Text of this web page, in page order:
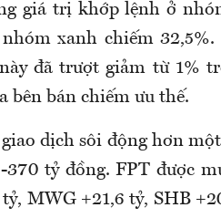
giá trị khớp lệnh ở
xanh chiếm
đã trượt giảm từ 1%
bên bán chiếm ưu thế.
dịch sôi động hơn
tỷ đồng. FPT được
MWG +21,6 tỷ, SHB